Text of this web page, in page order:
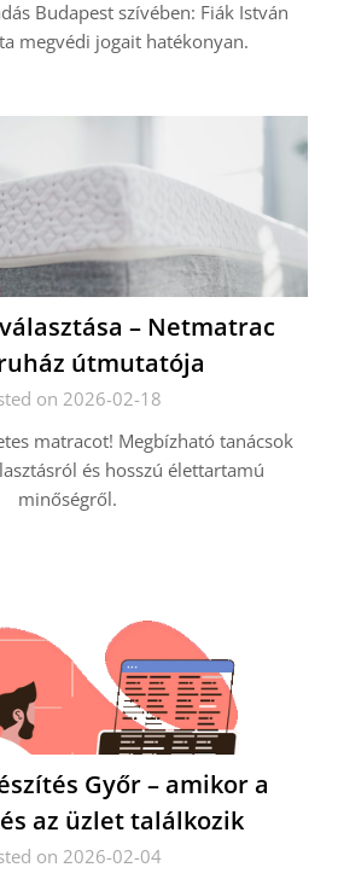
Budapest szívében: Fiák István
megvédi jogait hatékonyan.
– Netmatrac
útmutatója
on 2026-02-18
matracot! Megbízható tanácsok
és hosszú élettartamú
minőségről.
Győr – amikor a
az üzlet találkozik
on 2026-02-04